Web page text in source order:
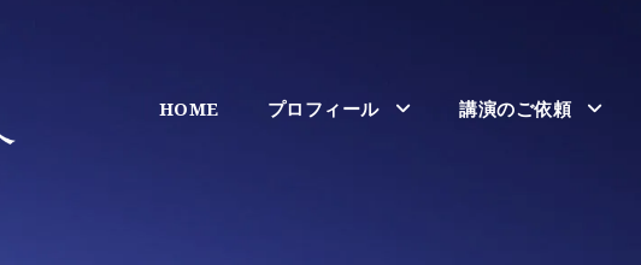
HOME プロフィール 講演のご依頼